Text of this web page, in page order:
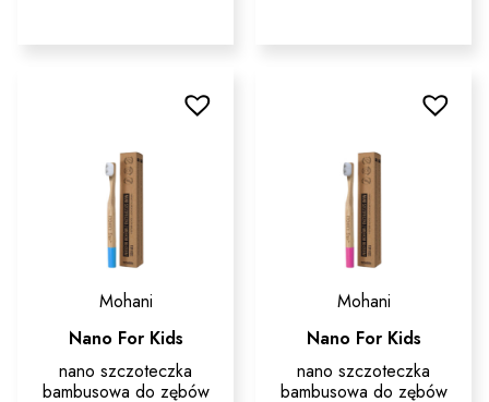
Mohani
Nano For Kids
nano szczoteczka
bambusowa do zębów
Mohani
Nano For Kids
nano szczoteczka
bambusowa do zębów